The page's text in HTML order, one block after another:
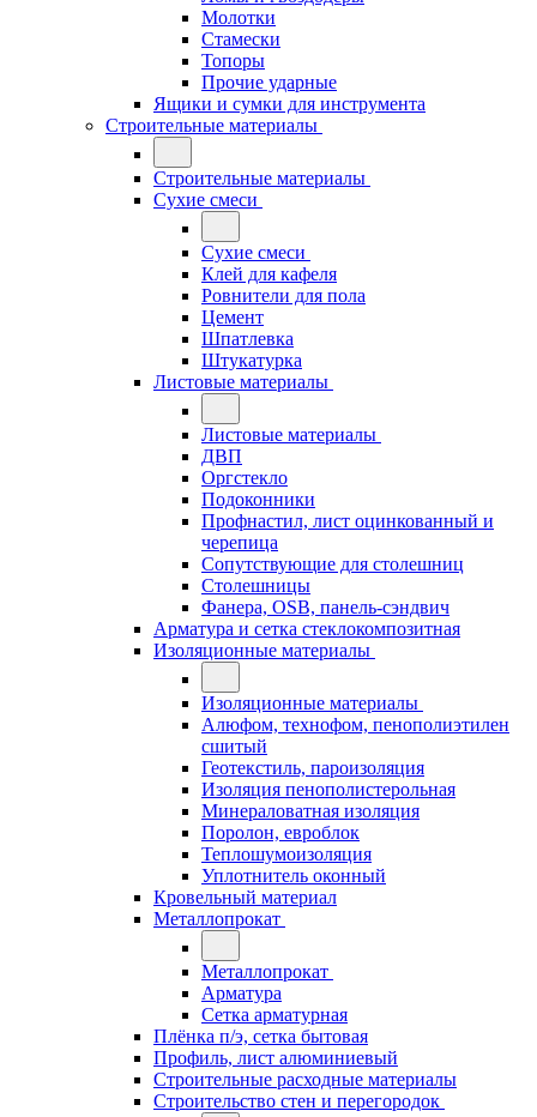
Молотки
Стамески
Топоры
Прочие ударные
Ящики и сумки для инструмента
Строительные материалы
Строительные материалы
Сухие смеси
Сухие смеси
Клей для кафеля
Ровнители для пола
Цемент
Шпатлевка
Штукатурка
Листовые материалы
Листовые материалы
ДВП
Оргстекло
Подоконники
Профнастил, лист оцинкованный и
черепица
Сопутствующие для столешниц
Столешницы
Фанера, OSB, панель-сэндвич
Арматура и сетка стеклокомпозитная
Изоляционные материалы
Изоляционные материалы
Алюфом, технофом, пенополиэтилен
сшитый
Геотекстиль, пароизоляция
Изоляция пенополистерольная
Минераловатная изоляция
Поролон, евроблок
Теплошумоизоляция
Уплотнитель оконный
Кровельный материал
Металлопрокат
Металлопрокат
Арматура
Сетка арматурная
Плёнка п/э, сетка бытовая
Профиль, лист алюминиевый
Строительные расходные материалы
Строительство стен и перегородок